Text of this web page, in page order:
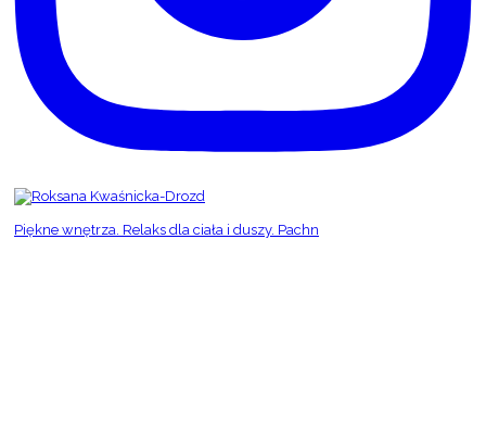
Piękne wnętrza. Relaks dla ciała i duszy. Pachn